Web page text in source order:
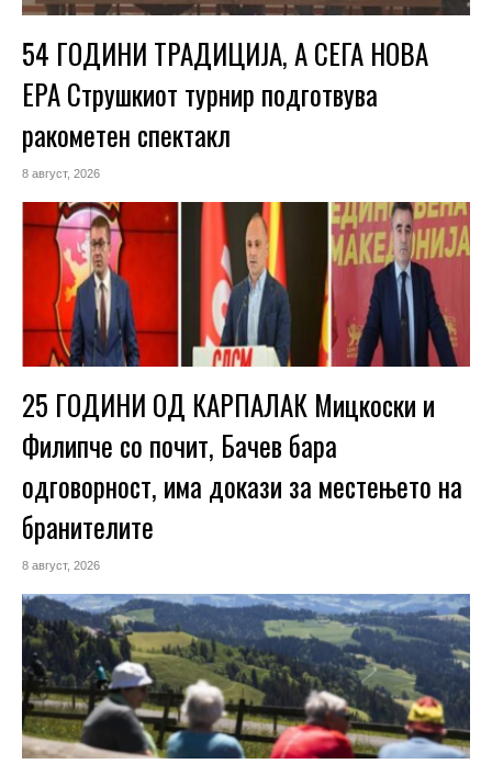
54 ГОДИНИ ТРАДИЦИЈА, А СЕГА НОВА
ЕРА Струшкиот турнир подготвува
ракометен спектакл
8 август, 2026
25 ГОДИНИ ОД КАРПАЛАК Мицкоски и
Филипче со почит, Бачев бара
одговорност, има докази за местењето на
бранителите
8 август, 2026